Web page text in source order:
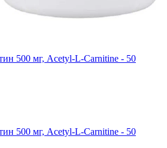
500 мг, Acetyl-L-Carnitine - 50
500 мг, Acetyl-L-Carnitine - 50